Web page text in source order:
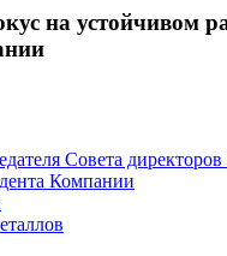
на устойчивом
Совета
Компании